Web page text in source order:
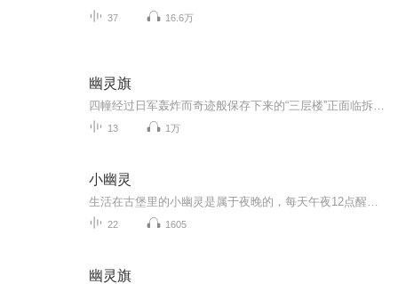
37 16.6万
幽灵旗
13 1万
小幽灵
22 1605
幽灵旗